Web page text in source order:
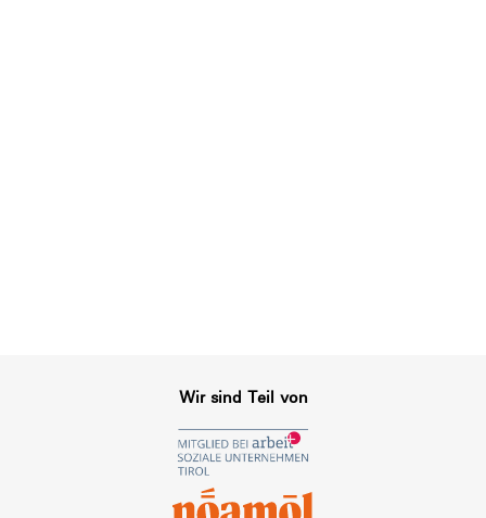
Wir sind Teil von